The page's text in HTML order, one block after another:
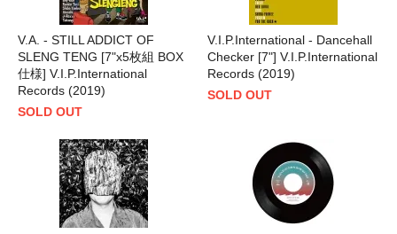
V.A. - STILL ADDICT OF
SLENG TENG [7"x5枚組 BOX
仕様] V.I.P.International
Records (2019)
SOLD OUT
V.I.P.International - Dancehall
Checker [7"] V.I.P.International
Records (2019)
SOLD OUT